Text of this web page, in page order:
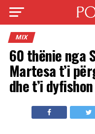
MIX
60 thënie nga
Martesa t’i
dhe t’i